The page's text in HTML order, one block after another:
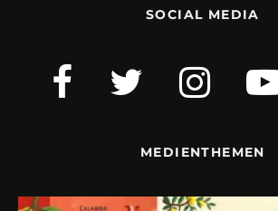
SOCIAL MEDIA
MEDIENTHEMEN